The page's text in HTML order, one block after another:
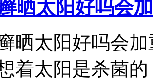
晒太阳好吗会加
晒太阳好吗会
着太阳是杀菌